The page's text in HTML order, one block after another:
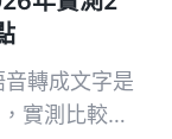
轉成文字是
實測比較